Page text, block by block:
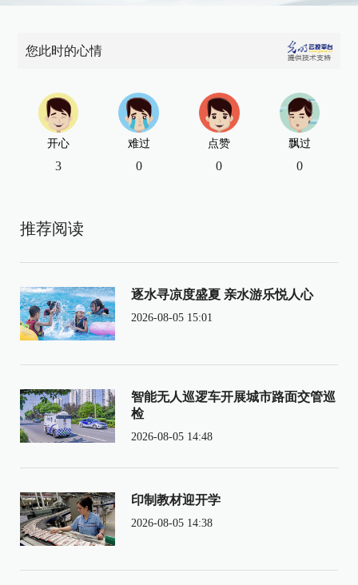
您此时的心情
开心
3
难过
0
点赞
0
飘过
0
推荐阅读
逐水寻凉度盛夏 亲水游乐悦人心
2026-08-05 15:01
智能无人巡逻车开展城市路面交管巡
检
2026-08-05 14:48
印制教材迎开学
2026-08-05 14:38